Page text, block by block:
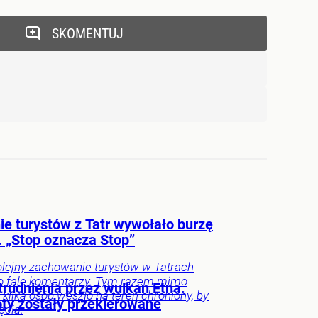
SKOMENTUJ
turystów z Tatr wywołało burzę
oznacza Stop”
zachowanie turystów w Tatrach
falę komentarzy. Tym razem mimo
osób weszło na teren chroniony, by
przez wulkan Etna.
zostały przekierowane